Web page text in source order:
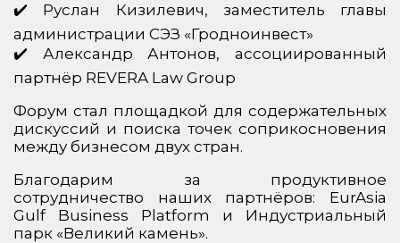
✔️ Руслан Кизилевич, заместитель главы
администрации СЭЗ «Гродноинвест»
✔️ Александр Антонов, ассоциированный
партнёр REVERA Law Group
Форум стал площадкой для содержательных
дискуссий и поиска точек соприкосновения
между бизнесом двух стран.
Благодарим за продуктивное
сотрудничество наших партнёров: EurAsia
Gulf Business Platform и Индустриальный
парк «Великий камень».